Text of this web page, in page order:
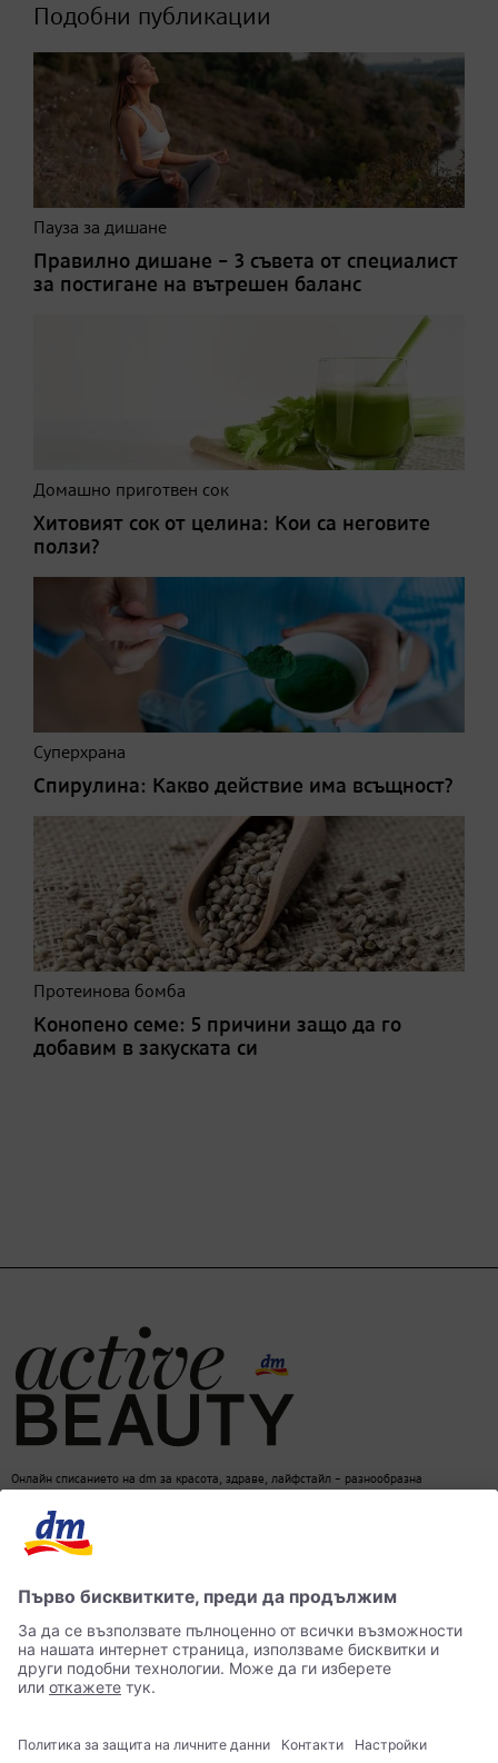
Подобни публикации
Пауза за дишане
Правилно дишане – 3 съвета от специалист
за постигане на вътрешен баланс
Домашно приготвен сок
Хитовият сок от целина: Кои са неговите
ползи?
Суперхрана
Спирулина: Какво действие има всъщност?
Протеинова бомба
Конопено семе: 5 причини защо да го
добавим в закуската си
Онлайн списанието на dm за красота, здраве, лайфстайл – разнообразна
dm онлайн магазин Контакти Лични данни
достъпност